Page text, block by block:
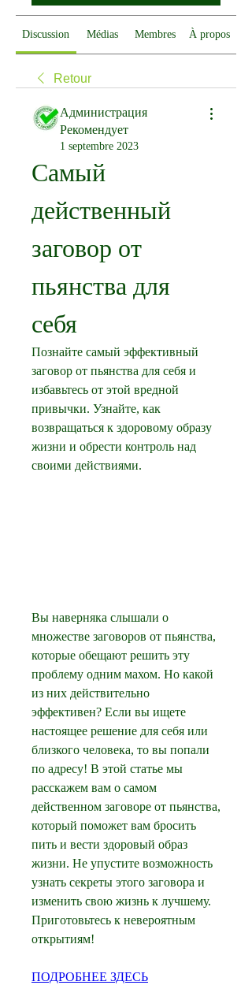
Discussion Médias Membres À propos
Retour
Администрация
Рекомендует
1 septembre 2023
Самый
действенный
заговор от
пьянства для
себя
Познайте самый эффективный
заговор от пьянства для себя и
избавьтесь от этой вредной
привычки. Узнайте, как
возвращаться к здоровому образу
жизни и обрести контроль над
своими действиями.
Вы наверняка слышали о
множестве заговоров от пьянства,
которые обещают решить эту
проблему одним махом. Но какой
из них действительно
эффективен? Если вы ищете
настоящее решение для себя или
близкого человека, то вы попали
по адресу! В этой статье мы
расскажем вам о самом
действенном заговоре от пьянства,
который поможет вам бросить
пить и вести здоровый образ
жизни. Не упустите возможность
узнать секреты этого заговора и
изменить свою жизнь к лучшему.
Приготовьтесь к невероятным
открытиям!
ПОДРОБНЕЕ ЗДЕСЬ